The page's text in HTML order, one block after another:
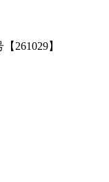
261029】